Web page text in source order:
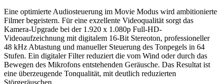
Eine optimierte Audiosteuerung im Movie Modus wird ambitionierte
Filmer begeistern. Für eine exzellente Videoqualität sorgt das
Kamera-Upgrade bei der 1.920 x 1.080p Full-HD-
Videoaufzeichnung mit digitalem 16-Bit Stereoton, professioneller
48 kHz Abtastung und manueller Steuerung des Tonpegels in 64
Stufen. Ein digitaler Filter reduziert die vom Wind oder durch das
Bewegen des Mikrofons entstehenden Geräusche. Das Resultat ist
eine überzeugende Tonqualität, mit deutlich reduzierten